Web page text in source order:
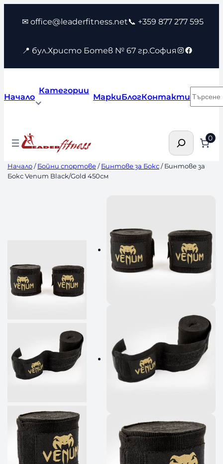
съдържанието
✉ office@leaderfitness.net📞 +359 877 277 595
📍 бул.Христо Ботев № 67 гр.София Instagram
Facebook
Начало
Категории
МаркиБлогКонтакти
Търсене 0
Начало/Бойни спортове/Бинтове за Бокс/ Бинтове за
Бокс Venum Black/Gold 450см